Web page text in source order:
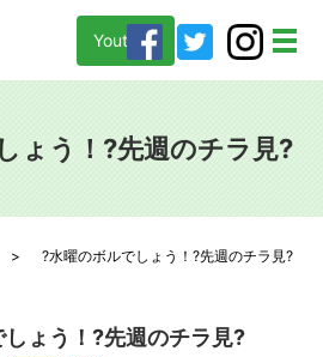
メ
Youtube
ょう！?先週のチラ見?
?水曜のボルでしょう！?先週のチラ見?
ょう！?先週のチラ見?